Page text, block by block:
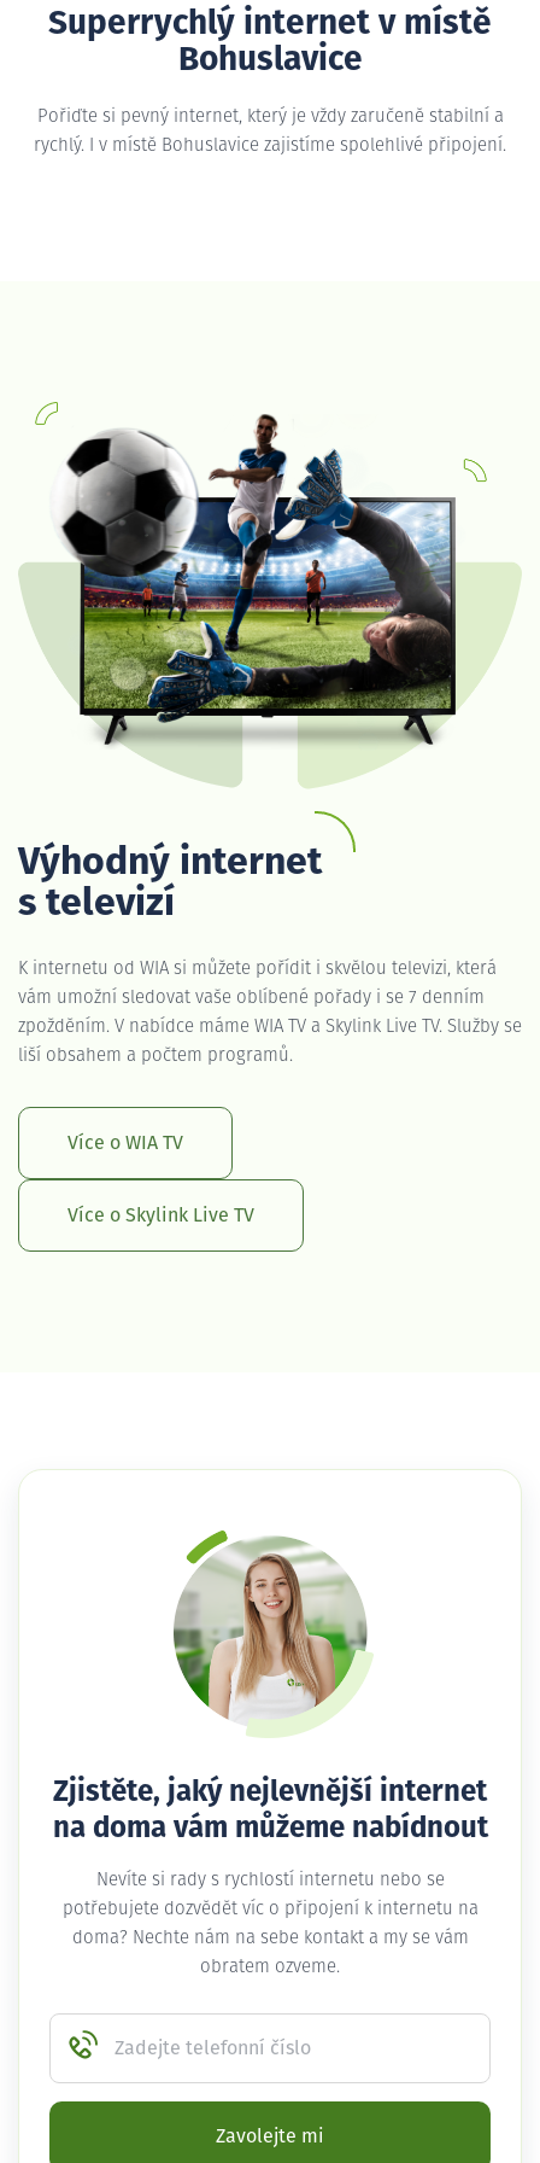
Superrychlý internet v místě
Bohuslavice
Pořiďte si pevný internet, který je vždy zaručeně stabilní a
rychlý. I v místě Bohuslavice zajistíme spolehlivé připojení.
Výhodný internet
s televizí
K internetu od WIA si můžete pořídit i skvělou televizi, která
vám umožní sledovat vaše oblíbené pořady i se 7 denním
zpožděním. V nabídce máme WIA TV a Skylink Live TV. Služby se
liší obsahem a počtem programů.
Více o WIA TV
Více o Skylink Live TV
Zjistěte, jaký nejlevnější internet
na doma vám můžeme nabídnout
Nevíte si rady s rychlostí internetu nebo se
potřebujete dozvědět víc o připojení k internetu na
doma? Nechte nám na sebe kontakt a my se vám
obratem ozveme.
Zadejte telefonní číslo
Zavolejte mi